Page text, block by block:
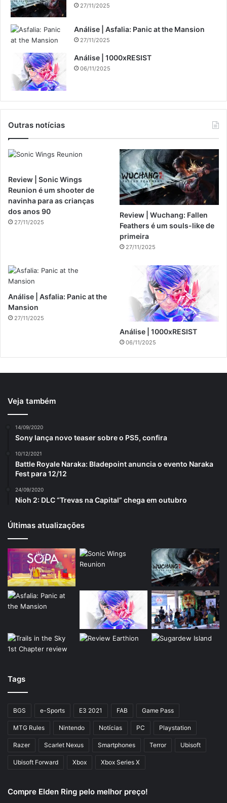
27/11/2025
Análise | Asfalia: Panic at the Mansion
27/11/2025
Análise | 1000xRESIST
06/11/2025
Outras notícias
Review | Sonic Wings
Reunion é um shooter de
navinha para as crianças
dos anos 90
27/11/2025
Review | Wuchang: Fallen
Feathers é um souls-like de
primeira
27/11/2025
Análise | Asfalia: Panic at the
Mansion
27/11/2025
Análise | 1000xRESIST
06/11/2025
Veja também
14/09/2020
Sony lança novo teaser sobre o PS5, confira
10/12/2021
Battle Royale Naraka: Bladepoint anuncia o evento Naraka
Fest para 12/12
24/09/2020
Nioh 2: DLC “Trevas na Capital” chega em outubro
Últimas atualizações
Tags
BGS e-Sports E3 2021 FAB Game Pass
MTG Rules Nintendo Notícias PC Playstation
Razer Scarlet Nexus Smartphones Terror Ubisoft
Ubisoft Forward Xbox Xbox Series X
Compre Elden Ring pelo melhor preço!